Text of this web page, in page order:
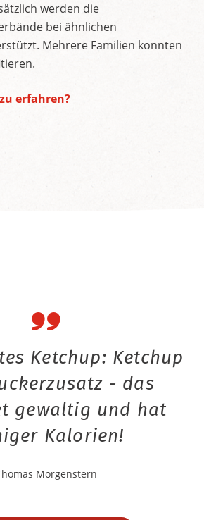
werden die
bei ähnlichen
Mehrere Familien konnten
erfahren?
Ketchup: Ketchup
- das
gewaltig und hat
Kalorien!
Morgenstern